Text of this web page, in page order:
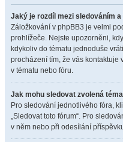
Jaký je rozdíl mezi sledováním a
Záložkování v phpBB3 je velmi
prohlížeče. Nejste upozorněni,
kdykoliv do tématu jednoduše
procházení tím, že vás kontaktuje
v tématu nebo fóru.
Jak mohu sledovat zvolená
Pro sledování jednotlivého fóra,
„Sledovat toto fórum“. Pro
v něm nebo při odesílání